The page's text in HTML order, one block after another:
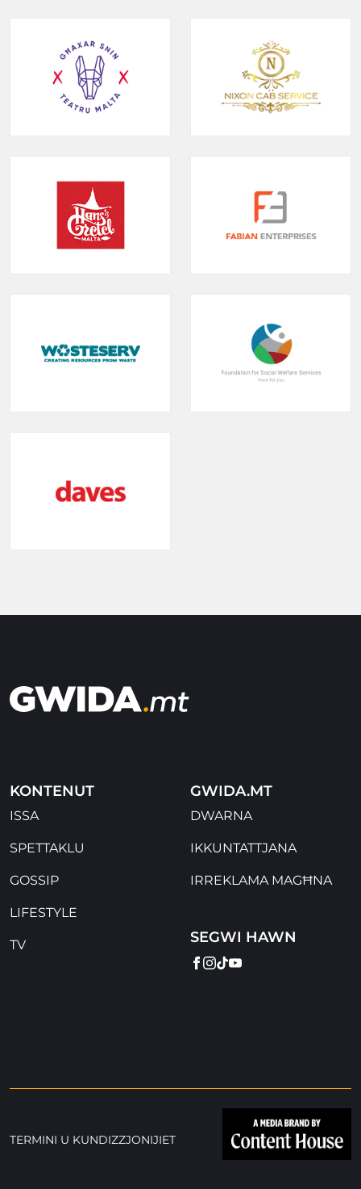
KONTENUT
ISSA
SPETTAKLU
GOSSIP
LIFESTYLE
TV
GWIDA.MT
DWARNA
IKKUNTATTJANA
IRREKLAMA MAGĦNA
SEGWI HAWN
FACEBOOK
INSTAGRAM
TIKTOK
YOUTUBE
TERMINI U KUNDIZZJONIJIET